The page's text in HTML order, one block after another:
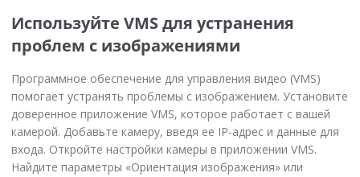
Используйте VMS для устранения
проблем с изображениями
Программное обеспечение для управления видео (VMS)
помогает устранять проблемы с изображением. Установите
доверенное приложение VMS, которое работает с вашей
камерой. Добавьте камеру, введя ее IP-адрес и данные для
входа. Откройте настройки камеры в приложении VMS.
Найдите параметры «Ориентация изображения» или